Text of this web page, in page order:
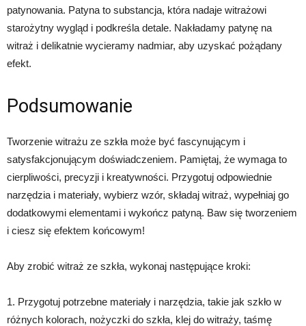
patynowania. Patyna to substancja, która nadaje witrażowi
starożytny wygląd i podkreśla detale. Nakładamy patynę na
witraż i delikatnie wycieramy nadmiar, aby uzyskać pożądany
efekt.
Podsumowanie
Tworzenie witrażu ze szkła może być fascynującym i
satysfakcjonującym doświadczeniem. Pamiętaj, że wymaga to
cierpliwości, precyzji i kreatywności. Przygotuj odpowiednie
narzędzia i materiały, wybierz wzór, składaj witraż, wypełniaj go
dodatkowymi elementami i wykończ patyną. Baw się tworzeniem
i ciesz się efektem końcowym!
Aby zrobić witraż ze szkła, wykonaj następujące kroki:
1. Przygotuj potrzebne materiały i narzędzia, takie jak szkło w
różnych kolorach, nożyczki do szkła, klej do witraży, taśmę